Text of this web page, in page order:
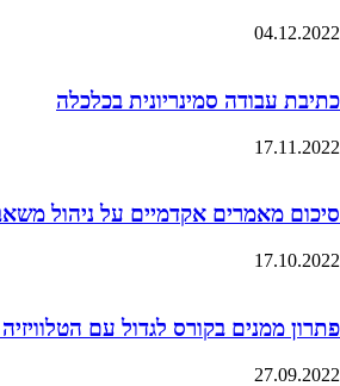
04.12.2022
כתיבת עבודה סמינריונית בכלכלה
17.11.2022
סיכום מאמרים אקדמיים על ניהול
17.10.2022
פתרון ממנים בקורס לגדול עם
27.09.2022